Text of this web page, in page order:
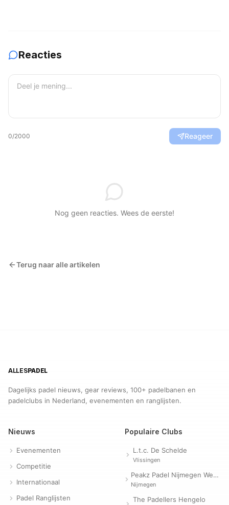
Reacties
0/2000 Reageer
Nog geen reacties. Wees de eerste!
Terug naar alle artikelen
ALLESPADEL
Dagelijks padel nieuws, gear reviews, 100+ padelbanen en
padelclubs in Nederland, evenementen en ranglijsten.
Nieuws
Evenementen
Competitie
Internationaal
Padel Ranglijsten
Populaire Clubs
L.t.c. De Schelde
Vlissingen
Peakz Padel Nijmegen Westerpark | Padelclub
Nijmegen
The Padellers Hengelo